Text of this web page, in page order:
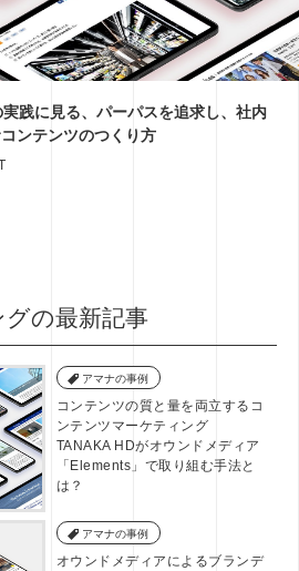
践に見る、パーパスを追求し、社内
ンテンツのつくり方
の最新記事
アマナの事例
コンテンツの質と量を両立するコ
ンテンツマーケティング
TANAKA HDがオウンドメディア
「Elements」で取り組む手法と
は？
アマナの事例
オウンドメディアによるブランデ